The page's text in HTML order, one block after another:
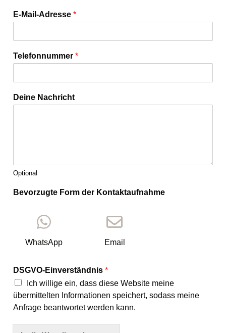
N
a
e
a
e
e
E-Mail-Adresse *
Telefonnummer *
Deine Nachricht
Optional
Bevorzugte Form der Kontaktaufnahme
WhatsApp Email
DSGVO-Einverständnis *
Ich willige ein, dass diese Website meine
übermittelten Informationen speichert, sodass meine
Anfrage beantwortet werden kann.